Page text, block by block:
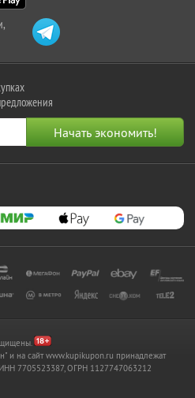
и на сайт www.kupikupon.ru принадлежат
7705523387, ОГРН 1127747063212